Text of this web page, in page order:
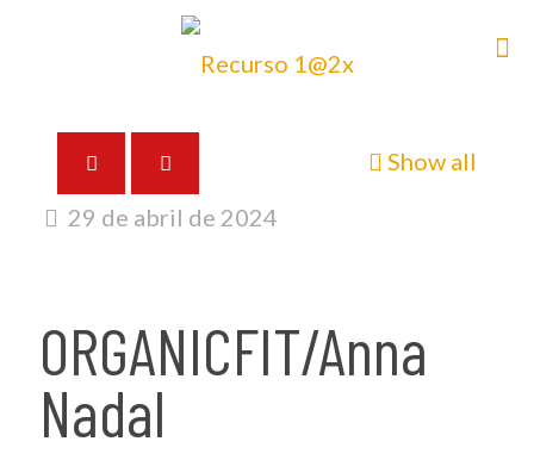
Show all
29 de abril de 2024
ORGANICFIT/Anna
Nadal